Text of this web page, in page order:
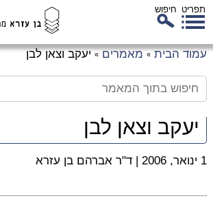
תפריט חיפוש
עמוד הבית » מאמרים » יעקב וצאן לבן
יעקב וצאן לבן
1 ינואר, 2006 | ד"ר אברהם בן עזרא